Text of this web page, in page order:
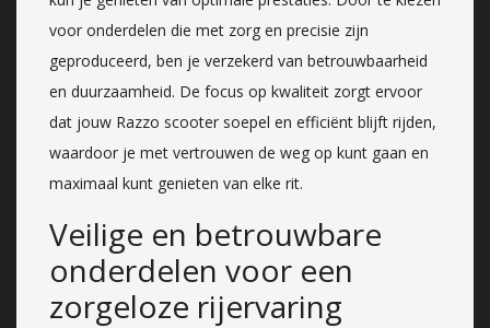
voor onderdelen die met zorg en precisie zijn
geproduceerd, ben je verzekerd van betrouwbaarheid
en duurzaamheid. De focus op kwaliteit zorgt ervoor
dat jouw Razzo scooter soepel en efficiënt blijft rijden,
waardoor je met vertrouwen de weg op kunt gaan en
maximaal kunt genieten van elke rit.
Veilige en betrouwbare
onderdelen voor een
zorgeloze rijervaring